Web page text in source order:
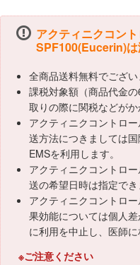
アクティニクコン
SPF100(Eucerin)は
全商品送料無料でござい
課税対象額（商品代金
取りの際に関税などがか
アクティニクコントロ
送方法につきましては国
EMSを利用します。
アクティニクコントロ
送の希望日時は指定でき
アクティニクコントロ
果効能については個人
に利用を中止し、医師に
※ご注意ください